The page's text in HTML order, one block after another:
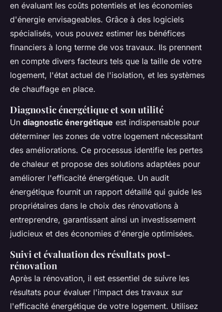
en évaluant les coûts potentiels et les économies
d'énergie envisageables. Grâce à des logiciels
spécialisés, vous pouvez estimer les bénéfices
financiers à long terme de vos travaux. Ils prennent
en compte divers facteurs tels que la taille de votre
logement, l'état actuel de l'isolation, et les systèmes
de chauffage en place.
Diagnostic énergétique et son utilité
Un diagnostic énergétique est indispensable pour
déterminer les zones de votre logement nécessitant
des améliorations. Ce processus identifie les pertes
de chaleur et propose des solutions adaptées pour
améliorer l'efficacité énergétique. Un audit
énergétique fournit un rapport détaillé qui guide les
propriétaires dans le choix des rénovations à
entreprendre, garantissant ainsi un investissement
judicieux et des économies d'énergie optimisées.
Suivi et évaluation des résultats post-
rénovation
Après la rénovation, il est essentiel de suivre les
résultats pour évaluer l'impact des travaux sur
l'efficacité énergétique de votre logement. Utilisez